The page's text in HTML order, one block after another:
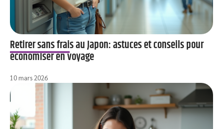
Retirer sans frais au Japon: astuces et conseils pour
économiser en voyage
10 mars 2026